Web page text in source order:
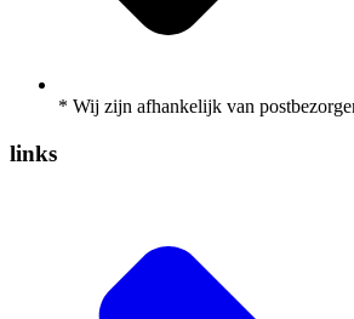
* Wij zijn afhankelijk van
links